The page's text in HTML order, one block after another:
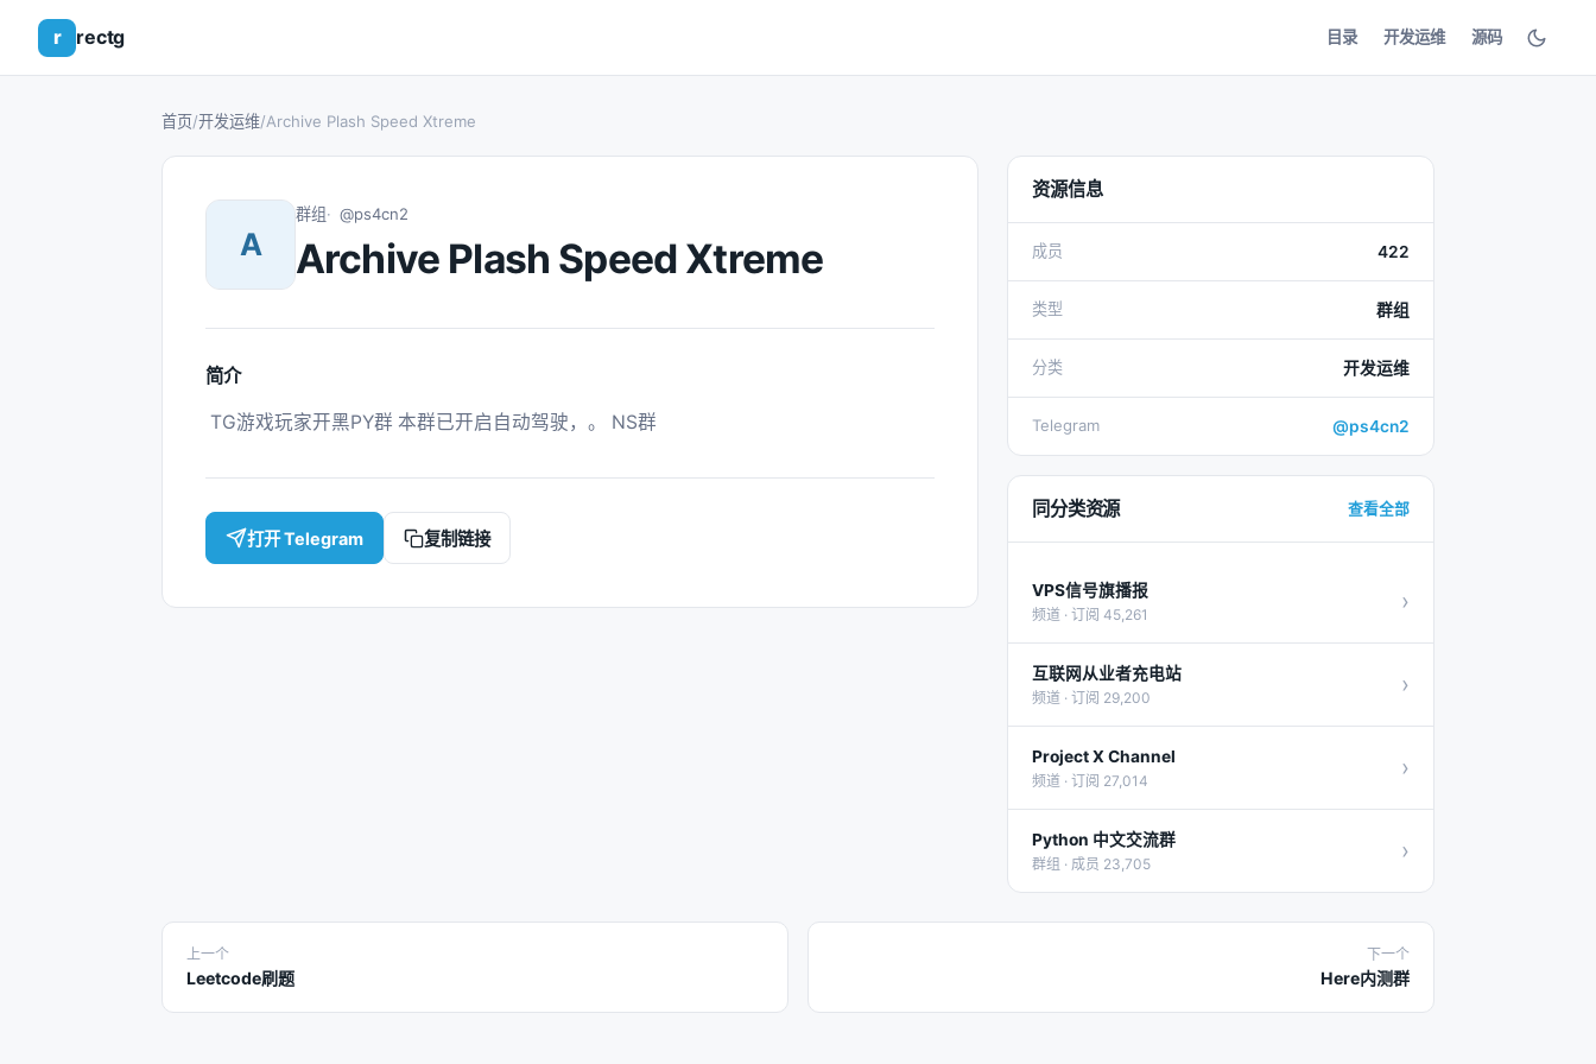
r rectg 目录 开发运维 源码
首页/开发运维/Archive Plash Speed Xtreme
A
群组 @ps4cn2
Archive Plash Speed Xtreme
简介
TG游戏玩家开黑PY群 本群已开启自动驾驶，。 NS群
打开 Telegram 复制链接
资源信息
成员 422
类型 群组
分类 开发运维
Telegram @ps4cn2
同分类资源 查看全部
VPS信号旗播报
频道 · 订阅 45,261 ›
互联网从业者充电站
频道 · 订阅 29,200 ›
Project X Channel
频道 · 订阅 27,014 ›
Python 中文交流群
群组 · 成员 23,705 ›
上一个
Leetcode刷题
下一个
Here内测群